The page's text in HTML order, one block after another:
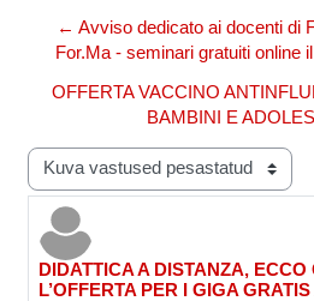
← Avviso dedicato ai docenti di
For.Ma - seminari gratuiti online
OFFERTA VACCINO
BAMBINI E
Kuvamisrežiim
DIDATTICA A DISTANZA,
L’OFFERTA PER I GIGA
Vastuste arv 0